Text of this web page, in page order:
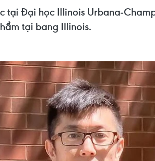
tại Đại học Illinois Urbana-
tại bang Illinois.